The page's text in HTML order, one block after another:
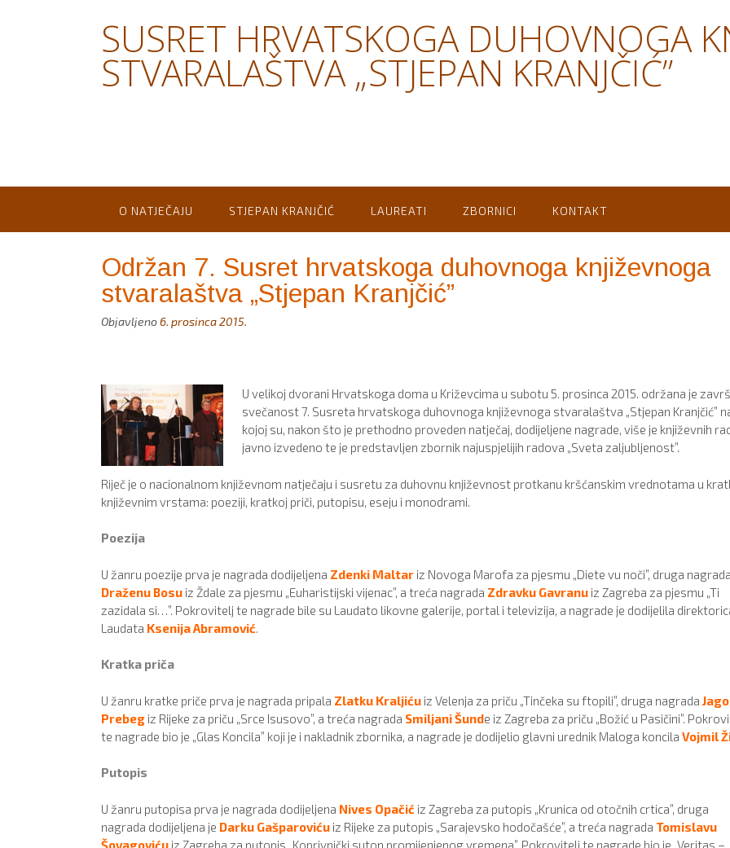
SUSRET HRVATSKOGA DUHOVNOGA
STVARALAŠTVA „STJEPAN KRANJČIĆ”
O NATJEČAJU STJEPAN KRANJČIĆ LAUREATI ZBORNICI KONTAKT
Održan 7. Susret hrvatskoga duhovnoga književnoga
stvaralaštva „Stjepan Kranjčić”
Objavljeno6. prosinca 2015.
U velikoj dvorani Hrvatskoga doma u Križevcima u subotu 5. prosinca 2015. održana je
svečanost 7. Susreta hrvatskoga duhovnoga književnoga stvaralaštva „Stjepan Kranjčić”
kojoj su, nakon što je prethodno proveden natječaj, dodijeljene nagrade, više je književnih
javno izvedeno te je predstavljen zbornik najuspjelijih radova „Sveta zaljubljenost”.
Riječ je o nacionalnom književnom natječaju i susretu za duhovnu književnost protkanu kršćanskim vrednotama u
književnim vrstama: poeziji, kratkoj priči, putopisu, eseju i monodrami.
Poezija
U žanru poezije prva je nagrada dodijeljena Zdenki Maltar iz Novoga Marofa za pjesmu „Diete vu noči”, druga nagrada
Draženu Bosu iz Ždale za pjesmu „Euharistijski vijenac”, a treća nagrada Zdravku Gavranu iz Zagreba za pjesmu „Ti
zazidala si…”. Pokrovitelj te nagrade bile su Laudato likovne galerije, portal i televizija, a nagrade je dodijelila
Laudata Ksenija Abramović
Kratka priča
U žanru kratke priče prva je nagrada pripala Zlatku Kraljiću iz Velenja za priču „Tinčeka su ftopili”, druga nagrada
Prebeg iz Rijeke za priču „Srce Isusovo”, a treća nagrada Smiljani Šunde iz Zagreba za priču „Božić u Pasičini”.
te nagrade bio je „Glas Koncila” koji je i nakladnik zbornika, a nagrade je dodijelio glavni urednik Maloga koncila Vojmil
Putopis
U žanru putopisa prva je nagrada dodijeljena Nives Opačić iz Zagreba za putopis „Krunica od otočnih crtica”, druga
nagrada dodijeljena je Darku Gašparoviću iz Rijeke za putopis „Sarajevsko hodočašće”, a treća nagrada Tomislavu
Šovagoviću iz Zagreba za putopis „Koprivnički suton promijenjenog vremena”. Pokrovitelj te nagrade bio je „Veritas –